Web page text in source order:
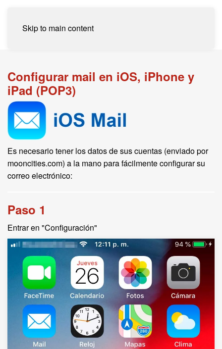
Skip to main content
Configurar mail en iOS, iPhone y
iPad (POP3)
Es necesario tener los datos de sus cuentas (enviado por
mooncities.com) a la mano para fácilmente configurar su
correo electrónico:
Paso 1
Entrar en "Configuración"